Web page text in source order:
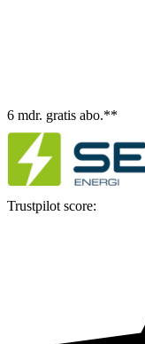
6 mdr. gratis abo.**
Trustpilot score: